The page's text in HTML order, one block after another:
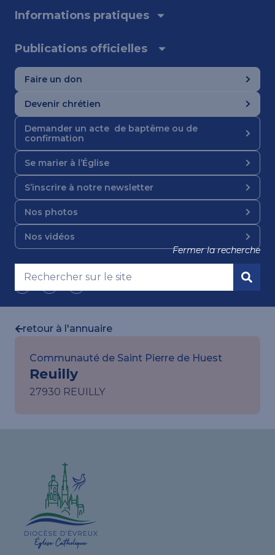
Informations pratiques
Publications officielles
Faire un don
Devenir chrétien
Demander un acte de baptême ou de
confirmation
Se marier à l’Église
S’inscrire à notre newsletter
Nos photos
Nos vidéos
Nous suivre
Fermer la recherche
retour à l'annuaire
Communauté de Saint Pierre de Huest
Reuilly
27930 REUILLY